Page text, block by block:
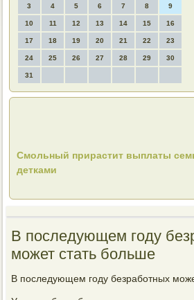
3 4 5 6 7 8 9
10 11 12 13 14 15 16
17 18 19 20 21 22 23
24 25 26 27 28 29 30
31
Смольный прирастит выплаты
детками
В последующем году
может стать больше
В последующем году безработных